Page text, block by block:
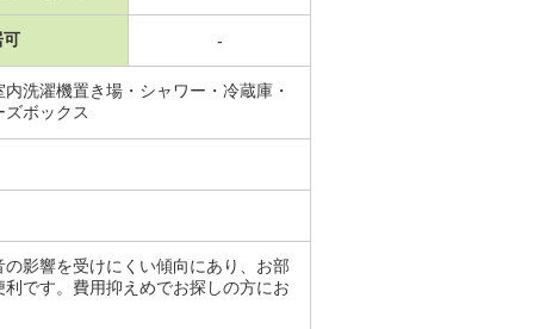
可 -
洗濯機置き場・シャワー・冷蔵庫・
ボックス
影響を受けにくい傾向にあり、お部
です。費用抑えめでお探しの方にお